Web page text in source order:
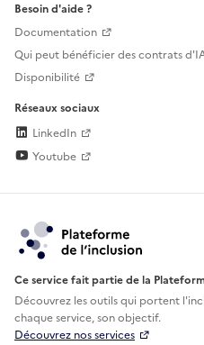
Besoin d'aide ?
Documentation
Qui peut bénéficier des contrats
Disponibilité
Réseaux sociaux
LinkedIn
Youtube
Ce service fait partie de la
Découvrez les outils qui portent
chaque service, son objectif.
Découvrez nos services